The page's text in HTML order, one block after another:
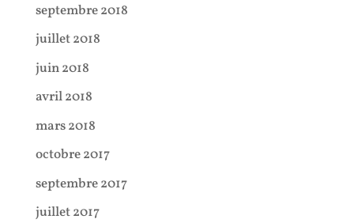
septembre 2018
juillet 2018
juin 2018
avril 2018
mars 2018
octobre 2017
septembre 2017
juillet 2017